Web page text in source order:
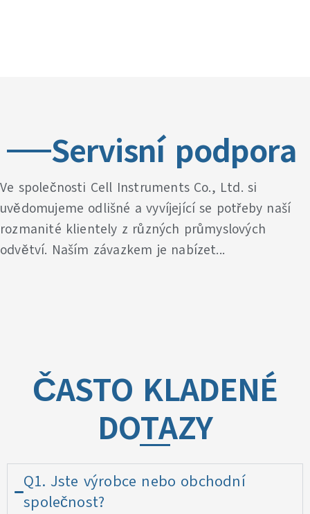
Servisní podpora
Ve společnosti Cell Instruments Co., Ltd. si
uvědomujeme odlišné a vyvíjející se potřeby naší
rozmanité klientely z různých průmyslových
odvětví. Naším závazkem je nabízet...
ČASTO KLADENÉ
DOTAZY
Q1. Jste výrobce nebo obchodní
společnost?